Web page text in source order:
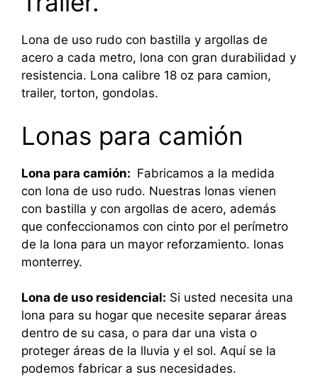
Lona de uso rudo con bastilla y argollas de
acero a cada metro, lona con gran durabilidad y
resistencia. Lona calibre 18 oz para camion,
trailer, torton, gondolas.
Lonas para camión
Lona para camión: Fabricamos a la medida
con lona de uso rudo. Nuestras lonas vienen
con bastilla y con argollas de acero, además
que confeccionamos con cinto por el perímetro
de la lona para un mayor reforzamiento. lonas
monterrey.
Lona de uso residencial: Si usted necesita una
lona para su hogar que necesite separar áreas
dentro de su casa, o para dar una vista o
proteger áreas de la lluvia y el sol. Aquí se la
podemos fabricar a sus necesidades.